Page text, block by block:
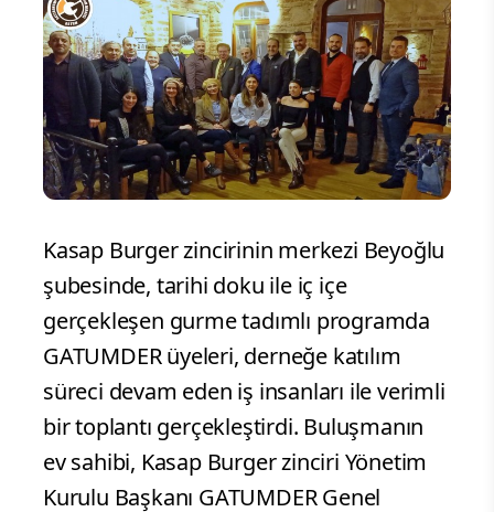
Kasap Burger zincirinin merkezi Beyoğlu
şubesinde, tarihi doku ile iç içe
gerçekleşen gurme tadımlı programda
GATUMDER üyeleri, derneğe katılım
süreci devam eden iş insanları ile verimli
bir toplantı gerçekleştirdi. Buluşmanın
ev sahibi, Kasap Burger zinciri Yönetim
Kurulu Başkanı GATUMDER Genel